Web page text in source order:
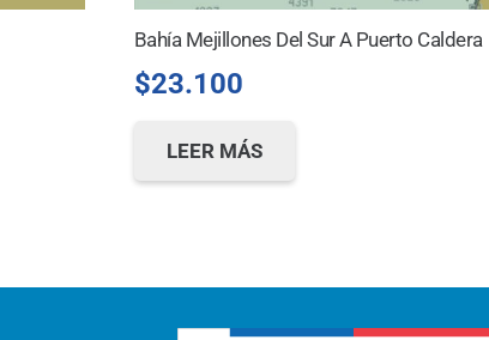
Bahía Mejillones Del Sur A Puerto Caldera
$23.100
LEER MÁS